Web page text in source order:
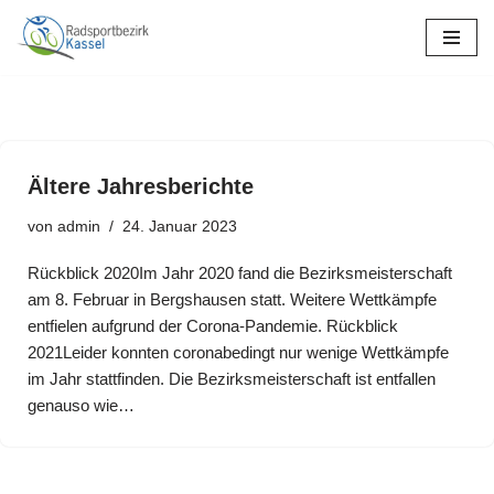
Zum
Ältere Jahresberichte
von admin 24. Januar 2023
Rückblick 2020Im Jahr 2020 fand die Bezirksmeisterschaft
am 8. Februar in Bergshausen statt. Weitere Wettkämpfe
entfielen aufgrund der Corona-Pandemie. Rückblick
2021Leider konnten coronabedingt nur wenige Wettkämpfe
im Jahr stattfinden. Die Bezirksmeisterschaft ist entfallen
genauso wie…